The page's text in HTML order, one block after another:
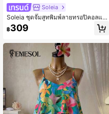
Soleia
Soleia ชุดจั๊มสูทพิมพ์ลายทรอปิคอลแบ
บกลวงออกสำหรับผู้หญิง, ชุดลำลองสำ
หรับวันหยุด
฿309